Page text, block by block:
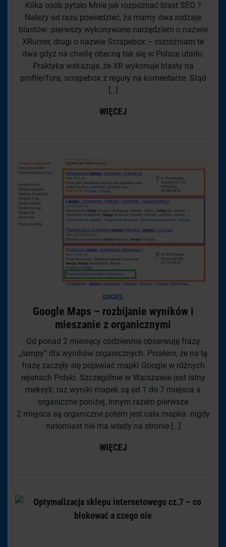
Kilka osób pytało Mnie jak rozpoznać blast SEO ?
Należy od razu powiedzieć, że mamy dwa rodzaje
blastów: pierwszy wykonywane narzędziem o nazwie
XRumer, drugi o nazwie Scrapebox – rozróżniam te
dwa gdyż na chwilę obecną tak się w Polsce utarło.
Praktyka wskazuje, że XR wykonuje blasty na
profile/fora, scrapebox z reguły na komentarze. Stąd
[…]
WIĘCEJ
GUGIEL
Google Maps – rozbijanie wyników i
mieszanie z organicznymi
Od ponad 2 miesięcy codziennie obserwuję frazę
„lampy” dla wyników organicznych. Pisałem, ze na tę
frazę zaczęły się pojawiać mapki Google w różnych
rejonach Polski. Szczególnie w Warszawie jest istny
meksyk: raz wyniki mapek są od 1 do 7 miejsca a
organiczne poniżej, innym razem pierwsze
2 miejsca są organiczne potem jest cała mapka. nigdy
natomiast nie ma wtedy na stronie […]
WIĘCEJ